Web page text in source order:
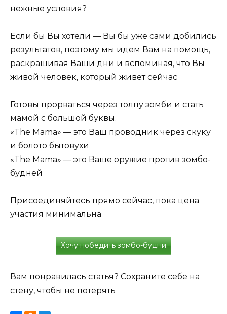
нежные условия?
Если бы Вы хотели — Вы бы уже сами добились
результатов, поэтому мы идем Вам на помощь,
раскрашивая Ваши дни и вспоминая, что Вы
живой человек, который живет сейчас
Готовы прорваться через толпу зомби и стать
мамой с большой буквы.
«The Mama» — это Ваш проводник через скуку
и болото бытовухи
«The Mama» — это Ваше оружие против зомбо-
будней
Присоединяйтесь прямо сейчас, пока цена
участия минимальна
Хочу победить зомбо-будни
Вам понравилась статья? Сохраните себе на
стену, чтобы не потерять